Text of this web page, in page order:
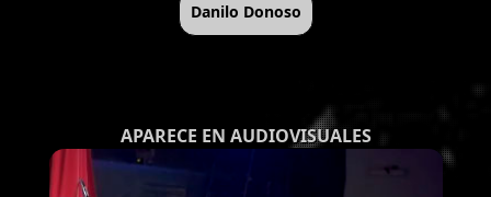
Danilo Donoso
APARECE EN AUDIOVISUALES